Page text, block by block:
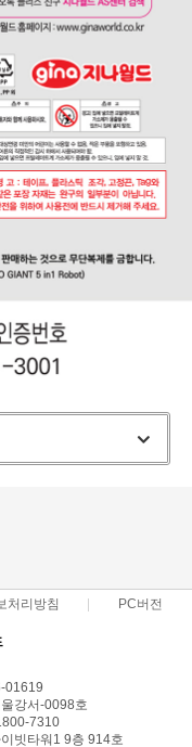
처리방침 PC버전
01619
강서-0098호
7310
빗타워1 9층 914호